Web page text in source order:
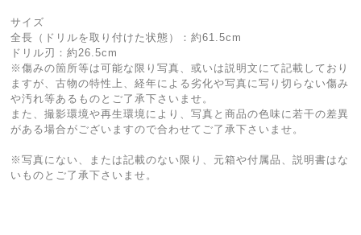
サイズ
全長（ドリルを取り付けた状態）：約61.5cm
ドリル刃：約26.5cm
※傷みの箇所等は可能な限り写真、或いは説明文にて記載しており
ますが、古物の特性上、経年による劣化や写真に写り切らない傷み
や汚れ等あるものとご了承下さいませ。
また、撮影環境や再生環境により、写真と商品の色味に若干の差異
がある場合がございますので合わせてご了承下さいませ。
※写真にない、または記載のない限り、元箱や付属品、説明書はな
いものとご了承下さいませ。